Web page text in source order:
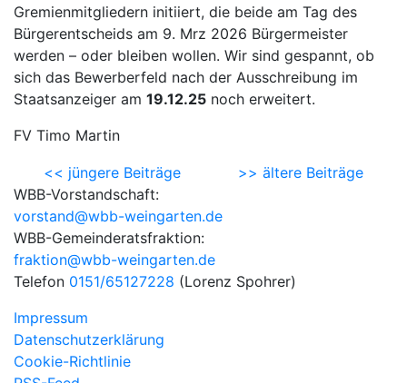
Gremienmitgliedern initiiert, die beide am Tag des
Bürgerentscheids am 9. Mrz 2026 Bürgermeister
werden – oder bleiben wollen. Wir sind gespannt, ob
sich das Bewerberfeld nach der Ausschreibung im
Staatsanzeiger am 19.12.25 noch erweitert.
FV Timo Martin
<< jüngere Beiträge
>> ältere Beiträge
WBB-Vorstandschaft:
vorstand@wbb-weingarten.de
WBB-Gemeinderatsfraktion:
fraktion@wbb-weingarten.de
Telefon 0151/65127228 (Lorenz Spohrer)
Impressum
Datenschutzerklärung
Cookie-Richtlinie